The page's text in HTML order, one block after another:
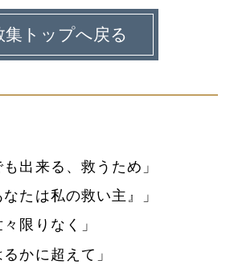
集トップへ戻る
も出来る、救うため」
なたは私の救い主』」
限りなく」
かに超えて」